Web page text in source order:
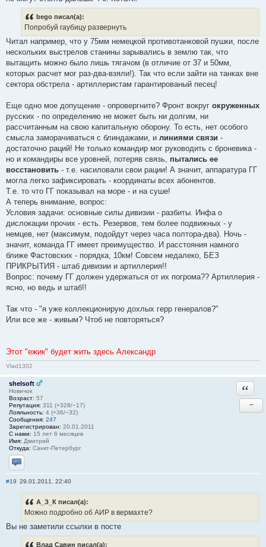
bego писал(а):
Попробуй гаубицу развернуть
Читал например, что у 75мм немецкой противотанковой пушки, после
нескольких выстрелов станины зарывались в землю так, что
вытащить можно было лишь тягачом (в отличие от 37 и 50мм,
которых расчет мог раз-два-взяли!). Так что если зайти на танках вне
сектора обстрела - артиллеристам гарантированый песец!
Еще одно мое допущение - опровергните? Фронт вокруг окруженных
русских - по определению не может быть ни долгим, ни
рассчитанным на свою капитальную оборону. То есть, нет особого
смысла заморачиваться с блиндажами, и линиями связи -
достаточно раций! Не только командир мог руководить с броневика -
но и командиры все уровней, потеряв связь, пытались ее
восстановить - т.е. насиловали свои рации! А значит, аппаратура ГГ
могла легко зафиксировать - координаты всех абонентов.
Т.е. то что ГГ показывал на море - и на суше!
А теперь внимание, вопрос:
Условия задачи: основные силы дивизии - разбиты. Инфа о
дислокации прочих - есть. Резервов, тем более подвижных - у
немцев, нет (максимум, подойдут через часа полтора-два). Ночь -
значит, команда ГГ имеет преимущество. И расстояния намного
ближе Фастовских - порядка, 10км! Совсем недалеко, БЕЗ
ПРИКРЫТИЯ - штаб дивизии и артиллерия!!
Вопрос: почему ГГ должен удержаться от их погрома?? Артиллерия -
ясно, но ведь и штаб!!
Так что - "я уже коллекционирую дохлых герр генералов?"
Или все же - живым? Чтоб не повторяться?
Этот "ежик" будет жить здесь Александр
Vlad1302
shelsoft
Новичок
Возраст: 57
Репутация: 311 (+328/−17)
Лояльность: 4 (+36/−32)
Сообщения: 247
Зарегистрирован: 20.01.2011
С нами: 15 лет 6 месяцев
Имя: Дмитрий
Откуда: Санкт-Петербург
Отправить личное сообщение
−
#19 29.01.2011, 22:40
А_З_К писал(а):
Можно подробно об АИР в вермахте?
Вы не заметили ссылки в посте
Влад Савин писал(а):